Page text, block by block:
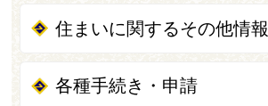
住まいに関するその他情報
各種手続き・申請